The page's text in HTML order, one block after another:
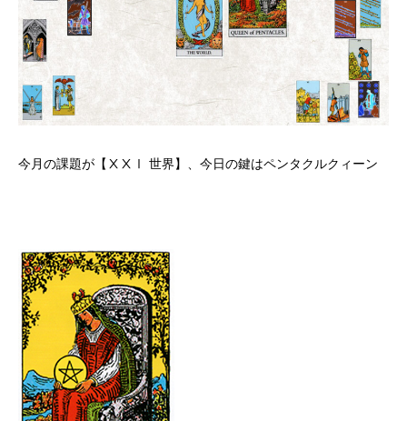
今月の課題が【ⅩⅩⅠ 世界】、今日の鍵はペンタクルクィーン